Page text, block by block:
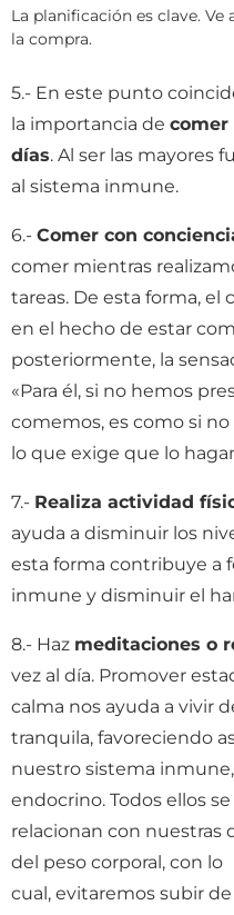
La planificación es clave.
la compra.
5.- En este punto
la importancia de comer
días. Al ser las mayores
al sistema inmune.
6.- Comer con
comer mientras
tareas. De esta forma, el
en el hecho de estar
posteriormente, la
«Para él, si no hemos
comemos, es como si
lo que exige que lo
7.- Realiza actividad
ayuda a disminuir los
esta forma contribuye a
inmune y disminuir el
8.- Haz meditaciones o
vez al día. Promover
calma nos ayuda a vivir
tranquila, favoreciendo
nuestro sistema
endocrino. Todos ellos se
relacionan con nuestras
del peso corporal, con lo
cual, evitaremos subir de